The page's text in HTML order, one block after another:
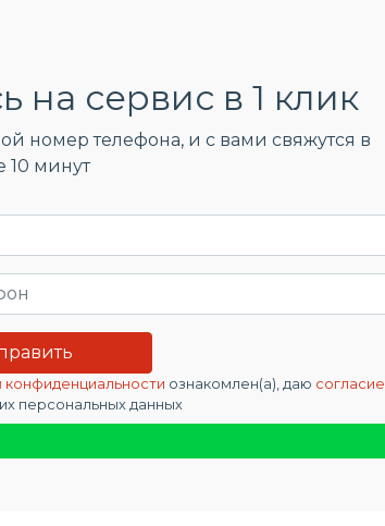
на сервис в 1 клик
номер телефона, и c вами свяжутся в
минут
конфиденциальности ознакомлен(а), даю согласие
персональных данных